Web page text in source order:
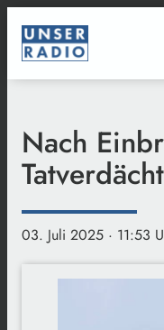
Nach
03. Juli 2025 · 11:53